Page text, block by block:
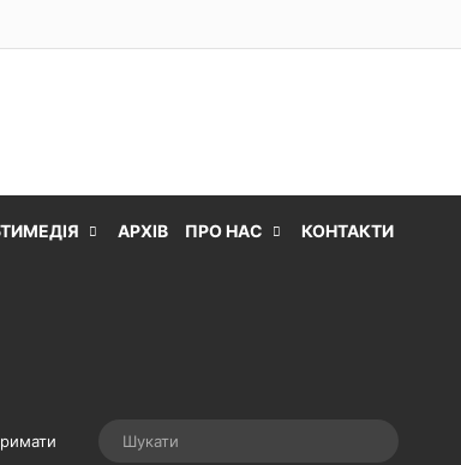
АРХІВ ПРО НАС КОНТАКТИ
Випадкова стаття